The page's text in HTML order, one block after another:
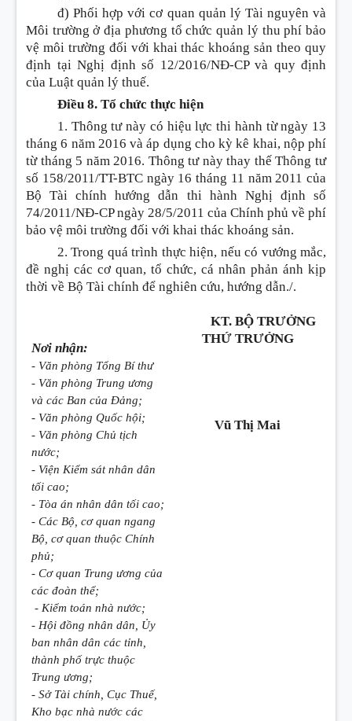
đ)Phối hợp với cơ quan quản lý Tài nguyên và
Môi trườngởđịa phương tổ chức quản lý thu phí bảo
vệ môi trường đối với khai thác khoáng sản theo quy
định tại Nghị định số 12/2016/NĐ-CP và quy định
của Luật quản lý thuế.
Điều 8. Tổ chức thực hiện
1. Thông tư này có hiệu lực thi hành từ ngày 13
tháng 6 năm 2016 vàáp dụng cho kỳ kê khai, nộp phí
từ tháng 5 năm 2016. Thông tư này thay thế Thông tư
số 158/2011/TT-BTCngày 16 tháng 11 năm 2011 của
Bộ Tài chính hướng dẫn thi hành Nghị định số
74/2011/NĐ-CP ngày 28/5/2011 của Chính phủ về phí
bảo vệ môi trường đối với khai thác khoáng sản.
2. Trong quá trình thực hiện, nếu có vướng mắc,
đề nghị các cơ quan, tổ chức, cá nhân phản ánh kịp
thời về Bộ Tài chính để nghiên cứu, hướng dẫn./.
Nơi nhận:
- Văn phòng Tổng Bí thư
- Văn phòng Trung ương
và các Ban của Đảng;
- Văn phòng Quốc hội;
- Văn phòng Chủ tịch
nước;
- Viện Kiểm sát nhân dân
tối cao;
- Tòa án nhân dân tối cao;
- Các Bộ, cơ quan ngang
Bộ, cơ quan thuộc Chính
phủ;
- Cơ quan Trung ươngcủa
các đoàn thể;
- Kiểm toán nhà nước;
- Hội đồng nhân dân, Ủy
ban nhân dân các tỉnh,
thành phốtrực thuộc
Trung ương;
- Sở Tài chính, Cục Thuế,
Kho bạc nhà nước các
KT. BỘ TRƯỞNG
THỨ TRƯỞNG
Vũ Thị Mai